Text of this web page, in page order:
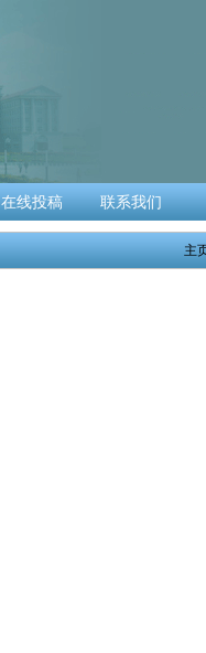
在线投稿 联系我们
主